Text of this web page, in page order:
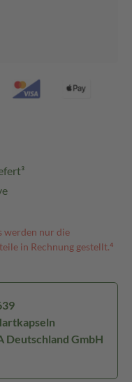
werden nur die
in Rechnung gestellt.⁴
Deutschland GmbH